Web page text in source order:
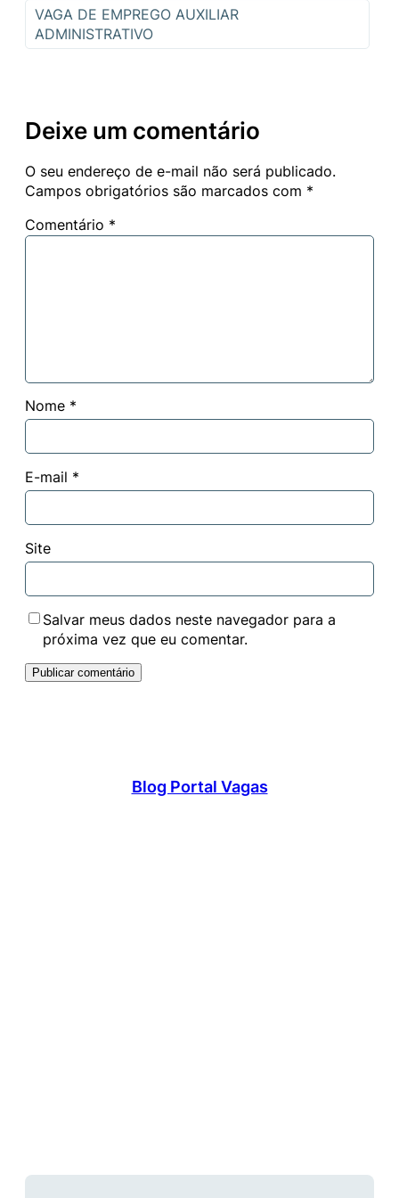
VAGA DE EMPREGO AUXILIAR
ADMINISTRATIVO
Deixe um comentário
O seu endereço de e-mail não será publicado.
Campos obrigatórios são marcados com *
Comentário *
Nome *
E-mail *
Site
Salvar meus dados neste navegador para a
próxima vez que eu comentar.
Blog Portal Vagas